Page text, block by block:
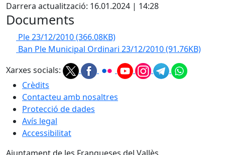
Darrera actualització: 16.01.2024 | 14:28
Documents
Ple 23/12/2010(366.08KB)
Ban Ple Municipal Ordinari 23/12/2010(91.76KB)
Xarxes socials:
Crèdits
Contacteu amb nosaltres
Protecció de dades
Avís legal
Accessibilitat